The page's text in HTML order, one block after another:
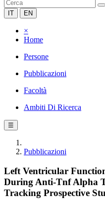
IT EN
×
Home
Persone
Pubblicazioni
Facoltà
Ambiti Di Ricerca
☰
Pubblicazioni
Left Ventricular
During Anti-Tnf Alpha
Tracking Prospective